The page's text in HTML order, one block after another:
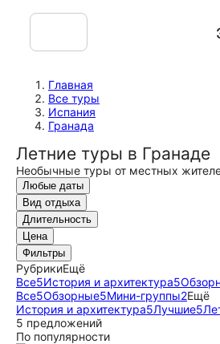
Главная
Все туры
Испания
Гранада
Летние туры в Гранаде
Необычные туры от местных
Любые даты
Вид отдыха
Длительность
Цена
Фильтры
РубрикиЕщё
Все5История и архитектура5
Все5Обзорные5Мини-группы2Ещё
История и архитектура5Лучшие5
5 предложений
По популярности